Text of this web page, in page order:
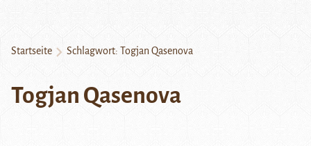
Startseite Schlagwort: Togjan Qasenova
Togjan Qasenova